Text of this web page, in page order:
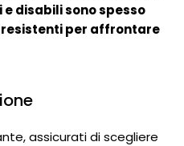
disabili sono spesso
per affrontare
assicurati di scegliere